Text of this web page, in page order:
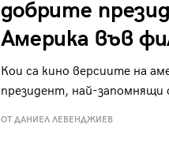
добрите
Америка във
Кои са кино версиите на
президент, най-запомнящи
ОТ ДАНИЕЛ ЛЕВЕНДЖИЕВ